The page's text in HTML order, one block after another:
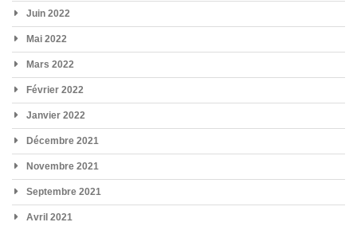
Juin 2022
Mai 2022
Mars 2022
Février 2022
Janvier 2022
Décembre 2021
Novembre 2021
Septembre 2021
Avril 2021